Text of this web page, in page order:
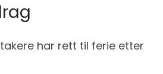
har rett til ferie etter